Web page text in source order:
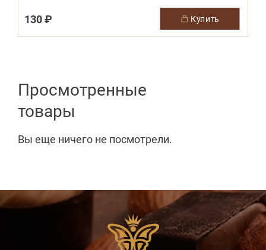
130 ₽ купить
Просмотренные
товары
Вы еще ничего не посмотрели.